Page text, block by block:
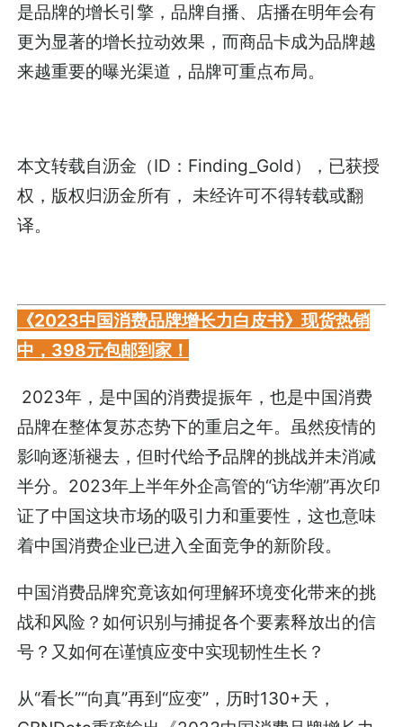
是品牌的增长引擎，品牌自播、店播在明年会有
更为显著的增长拉动效果，而商品卡成为品牌越
来越重要的曝光渠道，品牌可重点布局。
本文转载自沥金 （ID：Finding_Gold），已获授
权，版权归沥金所有， 未经许可不得转载或翻
译。
《2023中国消费品牌增长力白皮书》现货热销
中，398元包邮到家！
2023年，是中国的消费提振年，也是中国消费
品牌在整体复苏态势下的重启之年。虽然疫情的
影响逐渐褪去，但时代给予品牌的挑战并未消减
半分。2023年上半年外企高管的“访华潮”再次印
证了中国这块市场的吸引力和重要性，这也意味
着中国消费企业已进入全面竞争的新阶段。
中国消费品牌究竟该如何理解环境变化带来的挑
战和风险？如何识别与捕捉各个要素释放出的信
号？又如何在谨慎应变中实现韧性生长？
从“看长”“向真”再到“应变”，历时130+天，